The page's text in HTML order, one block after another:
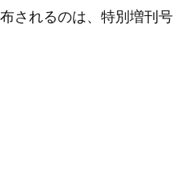
されるのは、特別増刊号